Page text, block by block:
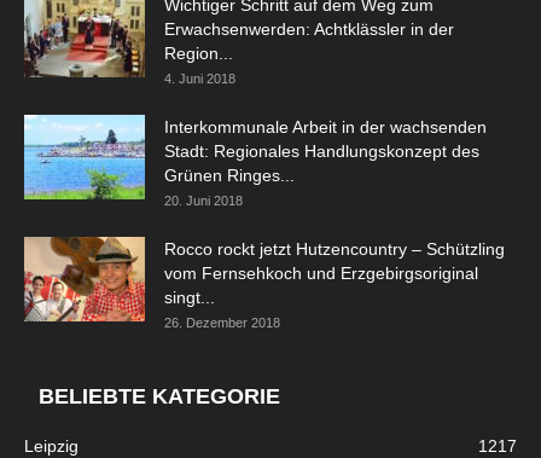
Wichtiger Schritt auf dem Weg zum
Erwachsenwerden: Achtklässler in der
Region...
4. Juni 2018
Interkommunale Arbeit in der wachsenden
Stadt: Regionales Handlungskonzept des
Grünen Ringes...
20. Juni 2018
Rocco rockt jetzt Hutzencountry – Schützling
vom Fernsehkoch und Erzgebirgsoriginal
singt...
26. Dezember 2018
BELIEBTE KATEGORIE
Leipzig
1217